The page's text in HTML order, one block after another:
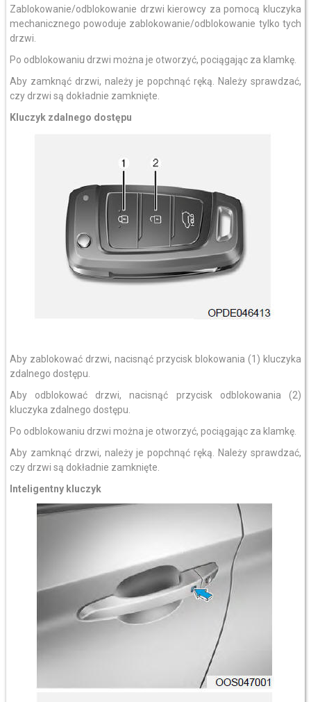
Zablokowanie/odblokowanie drzwi kierowcy za pomocą kluczyka
mechanicznego powoduje zablokowanie/odblokowanie tylko tych
drzwi.
Po odblokowaniu drzwi można je otworzyć, pociągając za klamkę.
Aby zamknąć drzwi, należy je popchnąć ręką. Należy sprawdzać,
czy drzwi są dokładnie zamknięte.
Kluczyk zdalnego dostępu
Aby zablokować drzwi, nacisnąć przycisk blokowania (1) kluczyka
zdalnego dostępu.
Aby odblokować drzwi, nacisnąć przycisk odblokowania (2)
kluczyka zdalnego dostępu.
Po odblokowaniu drzwi można je otworzyć, pociągając za klamkę.
Aby zamknąć drzwi, należy je popchnąć ręką. Należy sprawdzać,
czy drzwi są dokładnie zamknięte.
Inteligentny kluczyk